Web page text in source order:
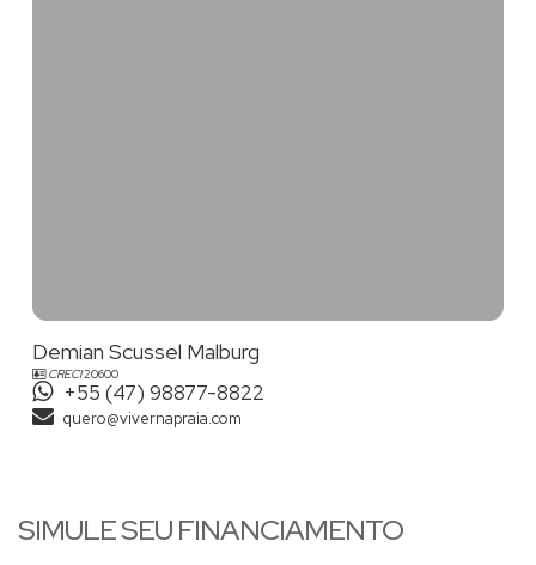
Demian Scussel Malburg
CRECI20600
+55 (47) 98877-8822
quero@vivernapraia.com
SIMULE SEU FINANCIAMENTO